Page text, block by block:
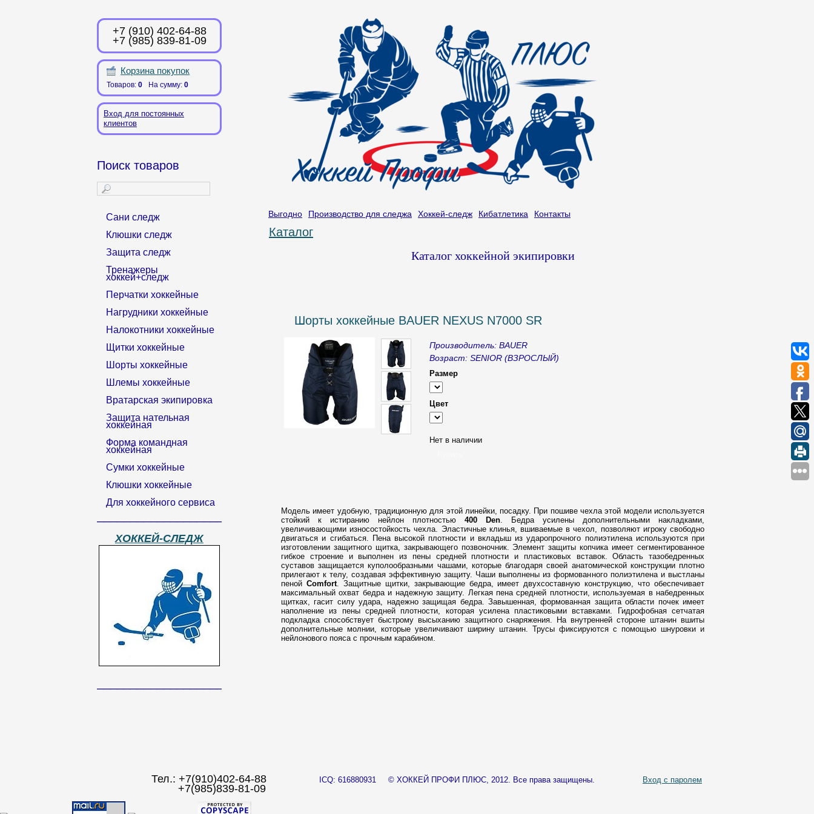
+7 (910) 402-64-88
+7 (985) 839-81-09
Корзина покупок
Товаров: 0 На сумму: 0
Вход для постоянных
клиентов
Выгодно Производство для следжа Хоккей-следж Кибатлетика Контакты
Поиск товаров
Сани следж
Клюшки следж
Защита следж
Тренажеры
хоккей+следж
Перчатки хоккейные
Нагрудники хоккейные
Налокотники хоккейные
Щитки хоккейные
Шорты хоккейные
Шлемы хоккейные
Вратарская экипировка
Защита нательная
хоккейная
Форма командная
хоккейная
Сумки хоккейные
Клюшки хоккейные
Для хоккейного сервиса
______________________________
ХОККЕЙ-СЛЕДЖ
Каталог
Каталог хоккейной экипировки
Шорты хоккейные BAUER NEXUS N7000 SR
Производитель: BAUER
Возраст: SENIOR (ВЗРОСЛЫЙ)
Размер
Цвет
Нет в наличии
Модель имеет удобную, традиционную для этой линейки, посадку. При пошиве чехла этой модели используется
стойкий к истиранию нейлон плотностью 400 Den. Бедра усилены дополнительными накладками,
увеличивающими износостойкость чехла. Эластичные клинья, вшиваемые в чехол, позволяют игроку свободно
двигаться и сгибаться. Пена высокой плотности и вкладыш из ударопрочного полиэтилена используются при
изготовлении защитного щитка, закрывающего позвоночник. Элемент защиты копчика имеет сегментированное
гибкое строение и выполнен из пены средней плотности и пластиковых вставок. Область тазобедренных
суставов защищается куполообразными чашами, которые благодаря своей анатомической конструкции плотно
прилегают к телу, создавая эффективную защиту. Чаши выполнены из формованного полиэтилена и выстланы
пеной Comfort. Защитные щитки, закрывающие бедра, имеет двухсоставную конструкцию, что обеспечивает
максимальный охват бедра и надежную защиту. Легкая пена средней плотности, используемая в набедренных
щитках, гасит силу удара, надежно защищая бедра. Завышенная, формованная защита области почек имеет
наполнение из пены средней плотности, которая усилена пластиковыми вставками. Гидрофобная сетчатая
подкладка способствует быстрому высыханию защитного снаряжения. На внутренней стороне штанин вшиты
дополнительные молнии, которые увеличивают ширину штанин. Трусы фиксируются с помощью шнуровки и
нейлонового пояса с прочным карабином.
Тел.: +7(910)402-64-88
+7(985)839-81-09
Вход с паролем
ICQ: 616880931 © ХОККЕЙ ПРОФИ ПЛЮС, 2012. Все права защищены.